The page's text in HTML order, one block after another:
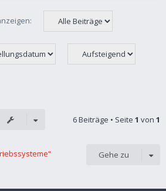
6 Beiträge • Seite 1 von 1
Gehe zu